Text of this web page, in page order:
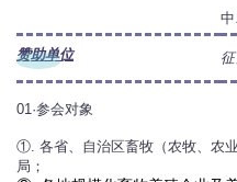
赞助单位 征
01·参会对象
①. 各省、自治区畜牧（农牧、农
局；